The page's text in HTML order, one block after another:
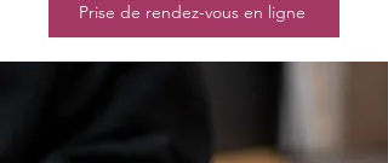
Prise de rendez-vous en ligne